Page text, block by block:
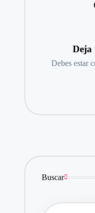
Deja
Debes estar
Buscar